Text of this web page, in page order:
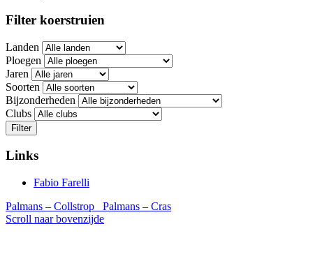
Filter koerstruien
Landen
Ploegen
Jaren
Soorten
Bijzonderheden
Clubs
Filter
Links
Fabio Farelli
Palmans – Collstrop
Palmans – Cras
Scroll naar bovenzijde